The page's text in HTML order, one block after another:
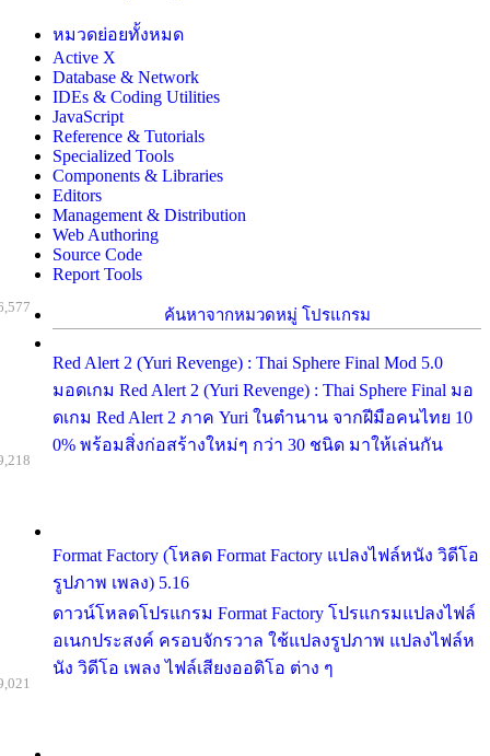
หมวดย่อยทั้งหมด
Active X
Database & Network
IDEs & Coding Utilities
JavaScript
Reference & Tutorials
Specialized Tools
Components & Libraries
Editors
Management & Distribution
Web Authoring
Source Code
Report Tools
ค้นหาจากหมวดหมู่ โปรแกรม
Red Alert 2 (Yuri Revenge) : Thai Sphere Final Mod 5.0
มอดเกม Red Alert 2 (Yuri Revenge) : Thai Sphere Final มอ
ดเกม Red Alert 2 ภาค Yuri ในตำนาน จากฝีมือคนไทย 10
0% พร้อมสิ่งก่อสร้างใหม่ๆ กว่า 30 ชนิด มาให้เล่นกัน
Format Factory (โหลด Format Factory แปลงไฟล์หนัง วิดีโอ
รูปภาพ เพลง) 5.16
ดาวน์โหลดโปรแกรม Format Factory โปรแกรมแปลงไฟล์
อเนกประสงค์ ครอบจักรวาล ใช้แปลงรูปภาพ แปลงไฟล์ห
นัง วิดีโอ เพลง ไฟล์เสียงออดิโอ ต่าง ๆ